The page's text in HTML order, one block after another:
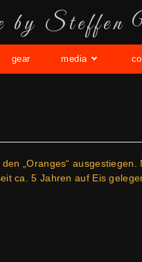
by
gear media
„Oranges“
ca. 5 Jahren auf Eis